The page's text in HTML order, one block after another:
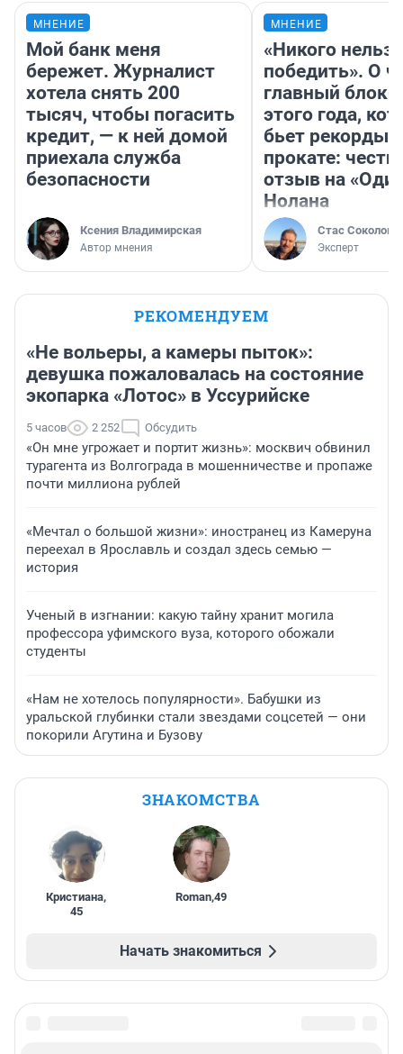
МНЕНИЕ
Мой банк меня
бережет. Журналист
хотела снять 200
тысяч, чтобы погасить
кредит, — к ней домой
приехала служба
безопасности
Ксения Владимирская
Автор мнения
МНЕНИЕ
«Никого нельзя
победить». О
главный
этого года,
бьет рекорды в
прокате:
отзыв на
Нолана
Стас Соколов
Эксперт
РЕКОМЕНДУЕМ
«Не вольеры, а камеры пыток»:
девушка пожаловалась на состояние
экопарка «Лотос» в Уссурийске
5 часов 2 252 Обсудить
«Он мне угрожает и портит жизнь»: москвич обвинил
турагента из Волгограда в мошенничестве и пропаже
почти миллиона рублей
«Мечтал о большой жизни»: иностранец из Камеруна
переехал в Ярославль и создал здесь семью —
история
Ученый в изгнании: какую тайну хранит могила
профессора уфимского вуза, которого обожали
студенты
«Нам не хотелось популярности». Бабушки из
уральской глубинки стали звездами соцсетей — они
покорили Агутина и Бузову
ЗНАКОМСТВА
Кристиана,
45
Roman,49
Начать знакомиться